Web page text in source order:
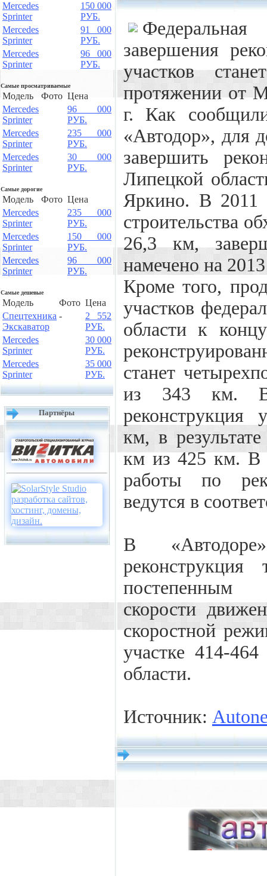
Mercedes
Sprinter
150 000
РУБ.
Mercedes
Sprinter
91 000
РУБ.
Mercedes
Sprinter
96 000
РУБ.
Самые просматриваемые
Модель Фото Цена
Mercedes
Sprinter
96 000
РУБ.
Mercedes
Sprinter
235 000
РУБ.
Mercedes
Sprinter
30 000
РУБ.
Самые дорогие
Модель Фото Цена
Mercedes
Sprinter
235 000
РУБ.
Mercedes
Sprinter
150 000
РУБ.
Mercedes
Sprinter
96 000
РУБ.
Самые дешевые
Модель Фото Цена
Спецтехника
Экскаватор
-
2 552
РУБ.
Mercedes
Sprinter
30 000
РУБ.
Mercedes
Sprinter
35 000
РУБ.
Партнёры
завершения
участков
протяжении от
г. Как
«Автодор», для
завершить
Липецкой
Яркино. В 2011
строительства
26,3 км,
намечено на 2013
Кроме того,
участков
области к
станет
из 343 км. В
реконструкция
км, в
км из 425 км. В
работы по
ведутся в
В
реконструкция
постепенным
скорости
скоростной
участке 414-
области.
Источник: